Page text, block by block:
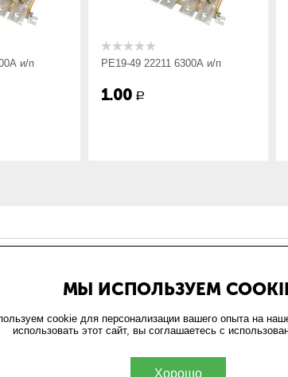
и/п РЕ19-49 22211 6300А и/п
1.00 Р
персональных
Возврат
МЫ ИСПОЛЬЗУЕМ
cookie для персонализации вашего опыта на
использовать этот сайт, вы соглашаетесь с
Хорошо